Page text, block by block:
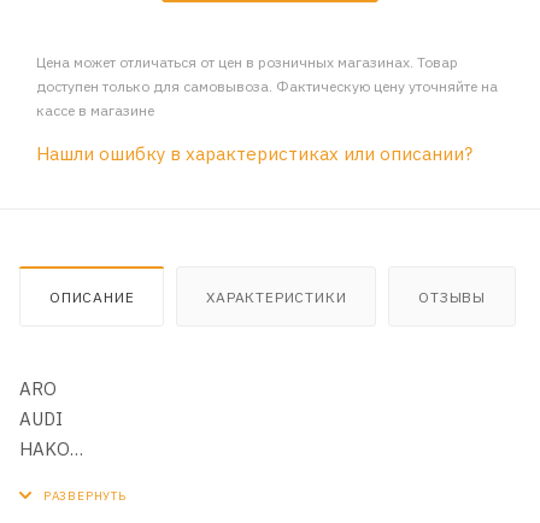
Цена может отличаться от цен в розничных магазинах. Товар
доступен только для самовывоза. Фактическую цену уточняйте на
кассе в магазине
Нашли ошибку в характеристиках или описании?
ОПИСАНИЕ ХАРАКТЕРИСТИКИ ОТЗЫВЫ
ARO
AUDI
HAKO